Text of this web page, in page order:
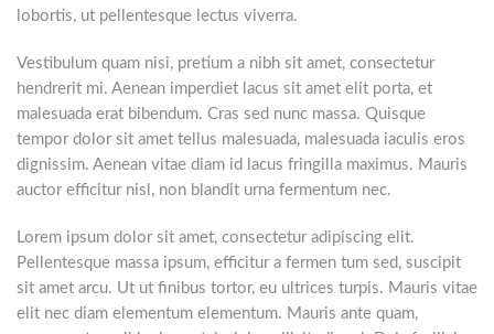
lobortis, ut pellentesque lectus viverra.
Vestibulum quam nisi, pretium a nibh sit amet, consectetur
hendrerit mi. Aenean imperdiet lacus sit amet elit porta, et
malesuada erat bibendum. Cras sed nunc massa. Quisque
tempor dolor sit amet tellus malesuada, malesuada iaculis eros
dignissim. Aenean vitae diam id lacus fringilla maximus. Mauris
auctor efficitur nisl, non blandit urna fermentum nec.
Lorem ipsum dolor sit amet, consectetur adipiscing elit.
Pellentesque massa ipsum, efficitur a fermen tum sed, suscipit
sit amet arcu. Ut ut finibus tortor, eu ultrices turpis. Mauris vitae
elit nec diam elementum elementum. Mauris ante quam,